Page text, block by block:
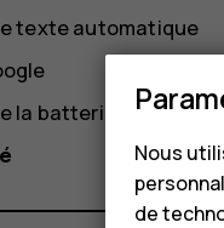
texte automatique
la batterie
Nous
de